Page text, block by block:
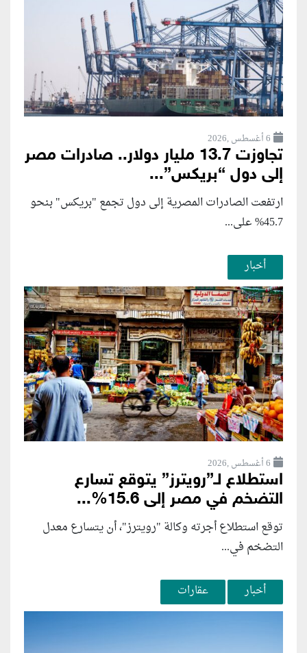
6 أغسطس ,2026
تجاوزت 13.7 مليار دولار.. صادرات مصر
إلى دول “بريكس”...
ارتفعت الصادرات المصرية إلى دول تجمع "بريكس" بنحو
45.7% على...
أخبار
6 أغسطس ,2026
استطلاع لـ”رويترز” يتوقع تسارع
التضخم في مصر إلى 15.6%...
توقع استطلاع أجرته وكالة "رويترز"، أن يتسارع ‌معدل
التضخم في...
أخبار عقارات